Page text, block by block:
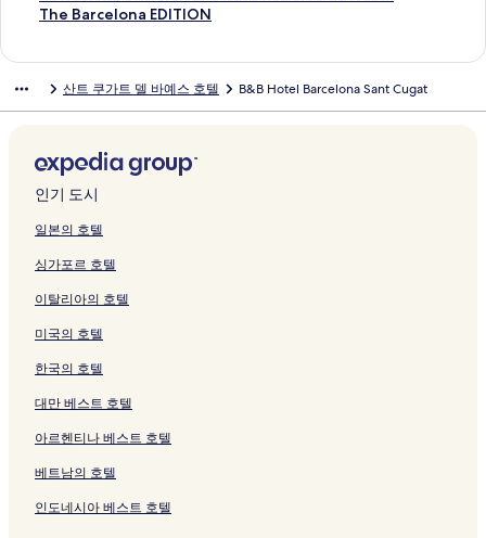
o
이
지
는
링
크
i
페
이
여
는
링
크
를
크
u
이
지
는
링
크
는
l
S
t
C
u
g
t
y
I
H
G
이
를
는
링
크
t
페
를
여
는
링
e
페
이
여
는
링
크
p
B
c
e
l
o
a
S
a
n
t
u
a
b
y
I
c
a
n
t
C
u
a
페
이
지
를
는
크
r
n
u
b
í
페
지
여
는
링
크
u
n
u
g
a
t
이
를
여
는
링
o
페
를
여
는
링
l
a
지
를
여
는
크
d
r
o
t
e
l
이
를
여
는
링
m
S
a
O
l
i
p
c
V
i
l
a
e
r
e
a
t
l
l
G
o
l
페
지
를
여
는
크
H
B
c
e
l
o
a
a
n
t
C
g
t
이
지
를
L
H
t
e
l
G
a
f
i
t
i
이
를
는
링
크
e
n
a
U
n
i
e
s
i
t
a
i
R
s
a
R
The Barcelona EDITION
T
r
l
o
n
a
D
T
I
O
N
이
를
는
링
크
산트 쿠가트 델 바예스 호텔 B&B Hotel Barcelona Sant Cugat
인기 도시
일본의 호텔
싱가포르 호텔
이탈리아의 호텔
미국의 호텔
한국의 호텔
대만 베스트 호텔
아르헨티나 베스트 호텔
베트남의 호텔
인도네시아 베스트 호텔